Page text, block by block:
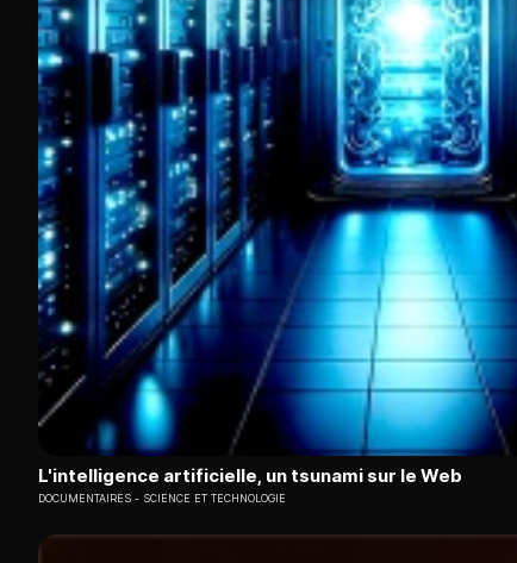
L'intelligence artificielle, un tsunami sur le Web
DOCUMENTAIRES SCIENCE ET TECHNOLOGIE